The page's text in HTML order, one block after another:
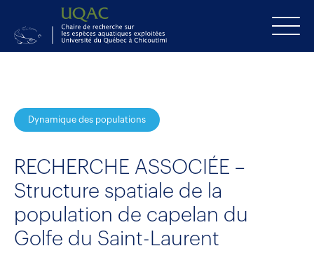
Dynamique des populations
RECHERCHE ASSOCIÉE –
Structure spatiale de la
population de capelan du
Golfe du Saint-Laurent